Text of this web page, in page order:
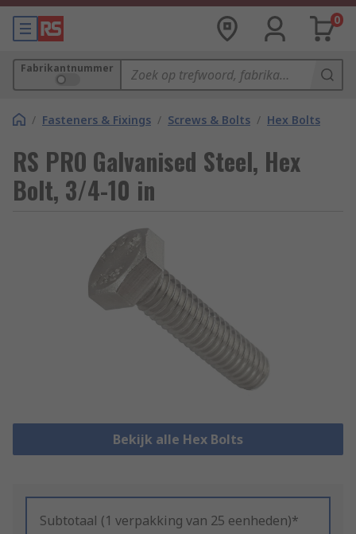
0
Fabrikantnummer
/ Fasteners & Fixings / Screws & Bolts / Hex Bolts
RS PRO Galvanised Steel, Hex
Bolt, 3/4-10 in
Bekijk alle Hex Bolts
Subtotaal (1 verpakking van 25 eenheden)*